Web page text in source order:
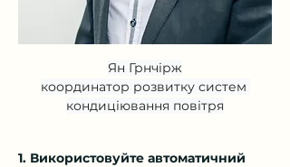
Ян Грнчірж
координатор розвитку систем
кондиціювання повітря
1. Використовуйте автоматичний